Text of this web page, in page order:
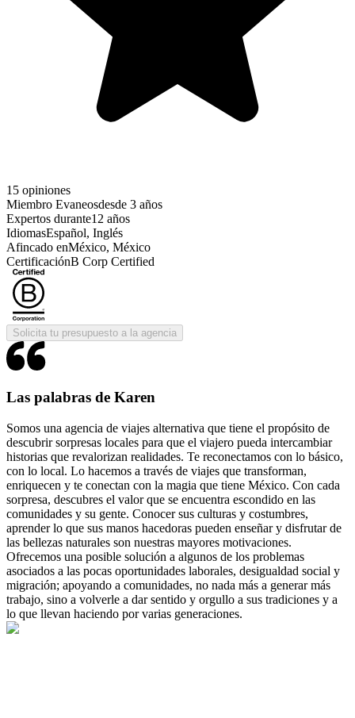
15 opiniones
Miembro Evaneosdesde 3 años
Expertos durante12 años
IdiomasEspañol, Inglés
Afincado enMéxico, México
CertificaciónB Corp Certified
Solicita tu presupuesto a la agencia
Las palabras de Karen
Somos una agencia de viajes alternativa que tiene el propósito de
descubrir sorpresas locales para que el viajero pueda intercambiar
historias que revalorizan realidades. Te reconectamos con lo básico,
con lo local. Lo hacemos a través de viajes que transforman,
enriquecen y te conectan con la magia que tiene México. Con cada
sorpresa, descubres el valor que se encuentra escondido en las
comunidades y su gente. Conocer sus culturas y costumbres,
aprender lo que sus manos hacedoras pueden enseñar y disfrutar de
las bellezas naturales son nuestras mayores motivaciones.
Ofrecemos una posible solución a algunos de los problemas
asociados a las pocas oportunidades laborales, desigualdad social y
migración; apoyando a comunidades, no nada más a generar más
trabajo, sino a volverle a dar sentido y orgullo a sus tradiciones y a
lo que llevan haciendo por varias generaciones.